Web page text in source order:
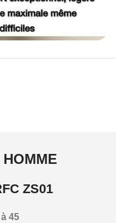
ZS01
45